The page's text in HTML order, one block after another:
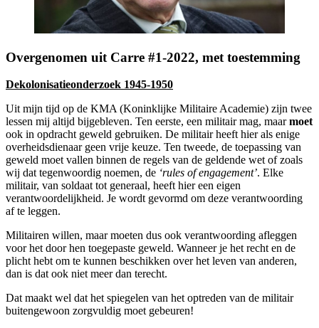
Overgenomen uit Carre #1-2022, met toestemming
Dekolonisatieonderzoek 1945-1950
Uit mijn tijd op de KMA (Koninklijke Militaire Academie) zijn twee
lessen mij altijd bijgebleven. Ten eerste, een militair mag, maarmoet
ook in opdracht geweld gebruiken. De militair heeft hier als enige
overheidsdienaar geen vrije keuze. Ten tweede, de toepassing van
geweld moet vallen binnen de regels van de geldende wet of zoals
wij dat tegenwoordig noemen, de ‘rules of engagement’. Elke
militair, van soldaat tot generaal, heeft hier een eigen
verantwoordelijkheid. Je wordt gevormd om deze verantwoording
af te leggen.
Militairen willen, maar moeten dus ook verantwoording afleggen
voor het door hen toegepaste geweld. Wanneer je het recht en de
plicht hebt om te kunnen beschikken over het leven van anderen,
dan is dat ook niet meer dan terecht.
Dat maakt wel dat het spiegelen van het optreden van de militair
buitengewoon zorgvuldig moet gebeuren!